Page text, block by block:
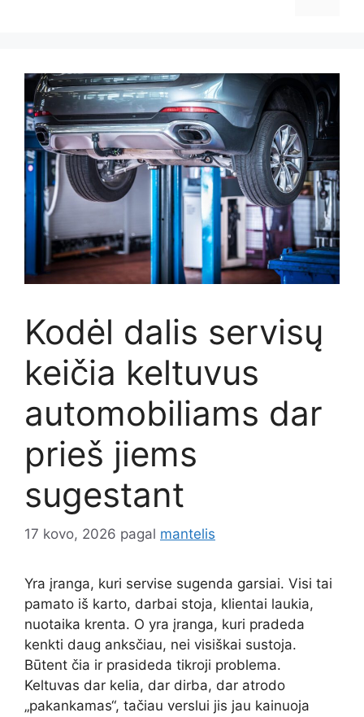
Kodėl dalis servisų
keičia keltuvus
automobiliams dar
prieš jiems
sugestant
17 kovo, 2026 pagal mantelis
Yra įranga, kuri servise sugenda garsiai. Visi tai
pamato iš karto, darbai stoja, klientai laukia,
nuotaika krenta. O yra įranga, kuri pradeda
kenkti daug anksčiau, nei visiškai sustoja.
Būtent čia ir prasideda tikroji problema.
Keltuvas dar kelia, dar dirba, dar atrodo
„pakankamas“, tačiau verslui jis jau kainuoja